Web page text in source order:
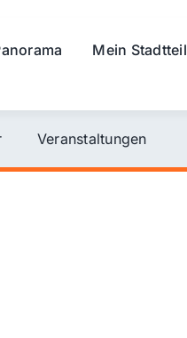
Mein Stadtteil
Veranstaltungen